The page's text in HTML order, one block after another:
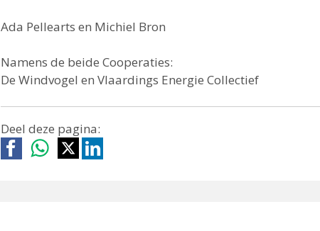
Ada Pellearts en Michiel Bron
Namens de beide Cooperaties:
De Windvogel en Vlaardings Energie Collectief
Deel deze pagina: